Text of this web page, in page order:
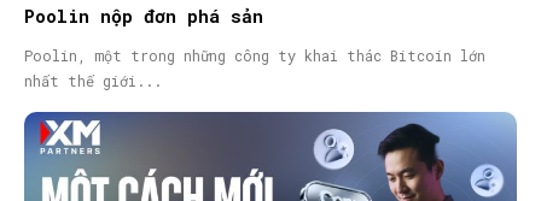
Poolin nộp đơn phá sản
Poolin, một trong những công ty khai thác Bitcoin lớn
nhất thế giới...